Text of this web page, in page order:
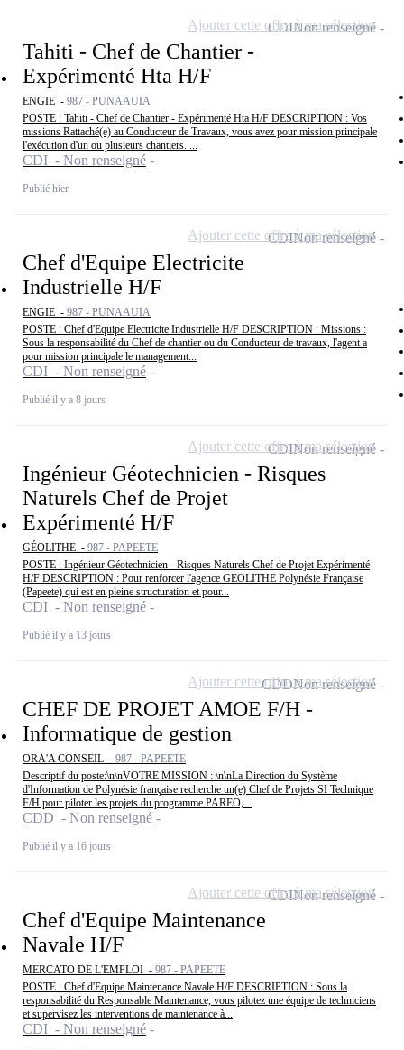
Tahiti - Chef de Chantier -
Expérimenté Hta H/F
ENGIE - 987 - PUNAAUIA
POSTE : Tahiti - Chef de Chantier - Expérimenté Hta H/F DESCRIPTION : Vos
missions Rattaché(e) au Conducteur de Travaux, vous avez pour mission principale
l'exécution d'un ou plusieurs chantiers. ...
CDI - Non renseigné
Publié hier
CDINon renseigné
Ajouter cette offre à ma sélection
Chef d'Equipe Electricite
Industrielle H/F
ENGIE - 987 - PUNAAUIA
POSTE : Chef d'Equipe Electricite Industrielle H/F DESCRIPTION : Missions :
Sous la responsabilité du Chef de chantier ou du Conducteur de travaux, l'agent a
pour mission principale le management...
CDI - Non renseigné
Publié il y a 8 jours
CDINon renseigné
Ajouter cette offre à ma sélection
Ingénieur Géotechnicien - Risques
Naturels Chef de Projet
Expérimenté H/F
GÉOLITHE - 987 - PAPEETE
POSTE : Ingénieur Géotechnicien - Risques Naturels Chef de Projet Expérimenté
H/F DESCRIPTION : Pour renforcer l'agence GEOLITHE Polynésie Française
(Papeete) qui est en pleine structuration et pour...
CDI - Non renseigné
Publié il y a 13 jours
CDINon renseigné
Ajouter cette offre à ma sélection
CHEF DE PROJET AMOE F/H -
Informatique de gestion
ORA'A CONSEIL - 987 - PAPEETE
Descriptif du poste:\n\nVOTRE MISSION : \n\nLa Direction du Système
d'Information de Polynésie française recherche un(e) Chef de Projets SI Technique
F/H pour piloter les projets du programme PAREO,...
CDD - Non renseigné
Publié il y a 16 jours
CDDNon renseigné
Ajouter cette offre à ma sélection
Chef d'Equipe Maintenance
Navale H/F
MERCATO DE L'EMPLOI - 987 - PAPEETE
POSTE : Chef d'Equipe Maintenance Navale H/F DESCRIPTION : Sous la
responsabilité du Responsable Maintenance, vous pilotez une équipe de techniciens
et supervisez les interventions de maintenance à...
CDI - Non renseigné
CDINon renseigné
Ajouter cette offre à ma sélection